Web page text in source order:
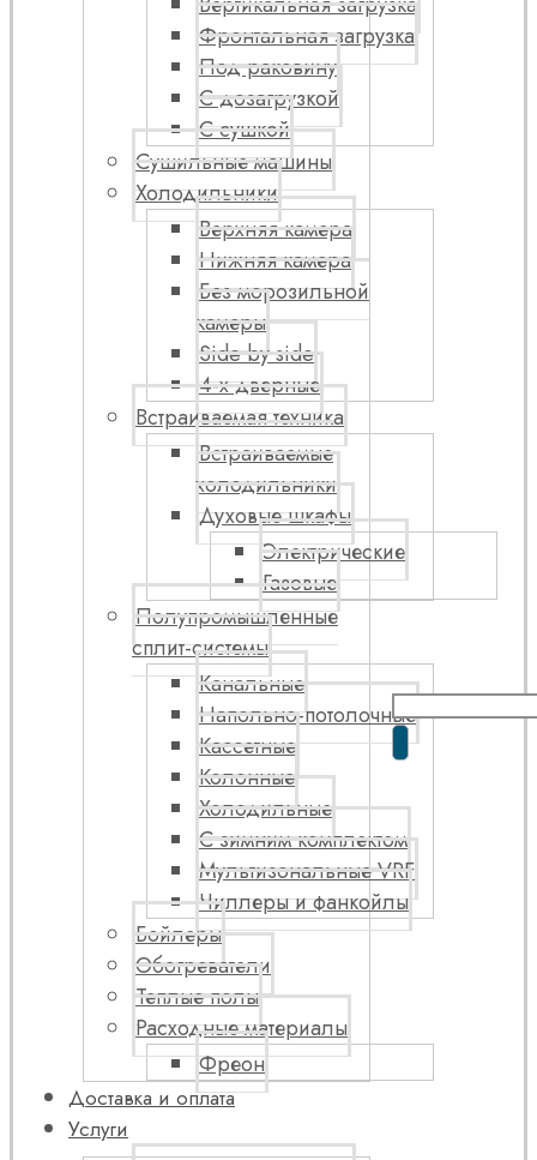
Фронтальная загрузка
Под раковину
С дозагрузкой
С сушкой
Сушильные машины
Холодильники
Верхняя камера
Нижняя камера
Без морозильной
камеры
Side by side
4-х дверные
Встраиваемая техника
Встраиваемые
холодильники
Духовые шкафы
Электрические
Газовые
Полупромышленные
сплит-системы
Канальные
Напольно-потолочные
Кассетные
Колонные
Холодильные
С зимним комплектом
Мультизональные VRF
Чиллеры и фанкойлы
Бойлеры
Обогреватели
Теплые полы
Расходные материалы
Фреон
Доставка и оплата
Услуги